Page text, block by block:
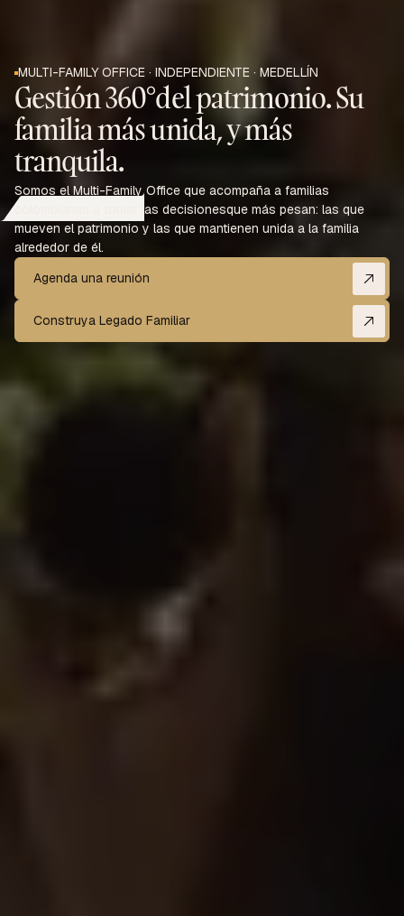
MULTI-FAMILY OFFICE · INDEPENDIENTE · MEDELLÍN
Gestión 360°del patrimonio. Su
familia más unida, y más
tranquila.
Somos el Multi-Family Office que acompaña a familias
colombianas a tomar las decisionesque más pesan: las que
mueven el patrimonio y las que mantienen unida a la familia
alrededor de él.
Agenda una reunión
Construya Legado Familiar
Agenda una llamada